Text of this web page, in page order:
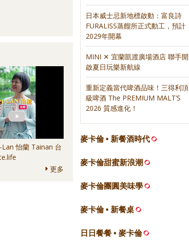
晚》‧ 寫樂文化
Lan 怡蘭 Tainan 台
更多
日本威士忌新地標啟動：富良詩
FURALISS蒸餾所正式動工，預計
2029年開幕
MINI ✕ 宜蘭凱渡廣場酒店 聯手開
啟夏日玩樂新航線
重新定義當代啤酒品味！三得利頂
級啤酒 The PREMIUM MALT’S
2026 質感進化！
麥卡倫 • 新餐酒時代
麥卡倫甜蜜新浪潮
麥卡倫團圓美味學
麥卡倫 • 新餐桌
日日餐餐 • 麥卡倫